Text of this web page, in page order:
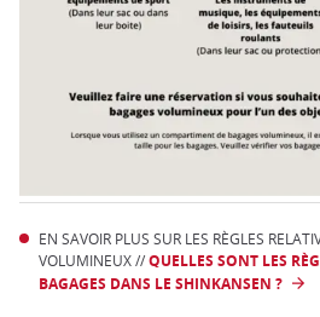
EN SAVOIR PLUS SUR LES RÈGLES
VOLUMINEUX //QUELLES SONT LES
BAGAGES DANS LE SHINKANSEN ?